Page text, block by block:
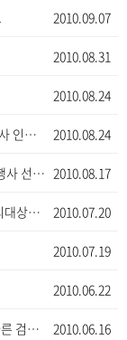
2010.09.07
2010.08.31
2010.08.24
2010.08.24
센…
2010.08.17
정 …
2010.07.20
알림
2010.07.19
2010.06.22
2010.06.16
강…